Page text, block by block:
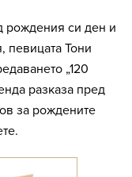
рождения си ден и
Тони
„120
разказа пред
за рождените